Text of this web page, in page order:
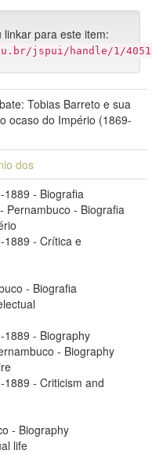
para este item:
jspui/handle/1/
Tobias Barreto e sua
ocaso do Império (1869-
dos
1889 - Biografia
Pernambuco - Biografia
1889 - Crítica e
- Biografia
1889 - Biography
- Biography
- Criticism and
- Biography
life